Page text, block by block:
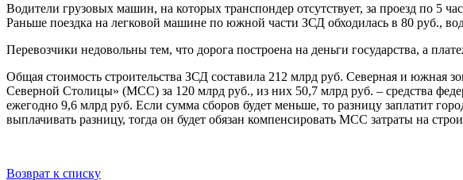
Водители грузовых машин, на которых транспондер отсутствует, за проезд по 5
Раньше поездка на легковой машине по южной части ЗСД обходилась в 80 руб.,
Перевозчики недовольны тем, что дорога построена на деньги государства, а
Общая стоимость строительства ЗСД составила 212 млрд руб. Северная и южная
Северной Столицы» (МСС) за 120 млрд руб., из них 50,7 млрд руб. – средства
ежегодно 9,6 млрд руб. Если сумма сборов будет меньше, то разницу заплатит
выплачивать разницу, тогда он будет обязан компенсировать МСС затраты на
Возврат к списку